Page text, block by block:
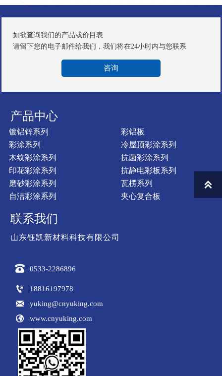
样品 制样机
中性盐雾实验 紫外线老化试验机
如欲查询我们的产品或价目表
请留下您的电子邮件给我们，我们将在24小时内与您联系
咨询
产品中心
镀铝锌系列
彩涂系列
木纹彩涂系列
印花彩涂系列
磨砂彩涂系列
自洁彩涂系列
彩铝板
冷屋顶彩涂系列
抗菌彩涂系列
抗静电彩板系列
瓦楞系列
夹心复合板
联系我们
山东钰凯新材料科技有限公司
 0533-2286896
 18816197978
 yuking@cnyuking.com
 www.cnyuking.com
